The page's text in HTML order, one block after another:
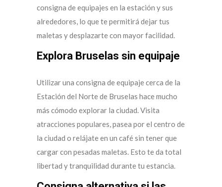
consigna de equipajes en la estación y sus
alrededores, lo que te permitirá dejar tus
maletas y desplazarte con mayor facilidad.
Explora Bruselas sin equipaje
Utilizar una consigna de equipaje cerca de la
Estación del Norte de Bruselas hace mucho
más cómodo explorar la ciudad. Visita
atracciones populares, pasea por el centro de
la ciudad o relájate en un café sin tener que
cargar con pesadas maletas. Esto te da total
libertad y tranquilidad durante tu estancia.